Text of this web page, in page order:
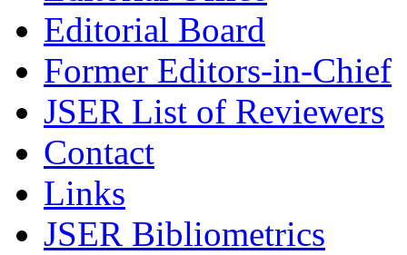
Editorial Board
Former Editors-in-Chief
JSER List of Reviewers
Contact
Links
JSER Bibliometrics